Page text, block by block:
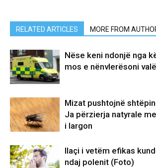
RELATED ARTICLES MORE FROM
Nëse keni ndonjë nga
mos e nënvlerësoni
Mizat pushtojnë
Ja përzierja natyrale
i largon
Ilaçi i vetëm efikas
ndaj polenit (Foto)